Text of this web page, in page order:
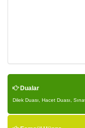
Dualar
Dilek Duası, Hacet Duası,